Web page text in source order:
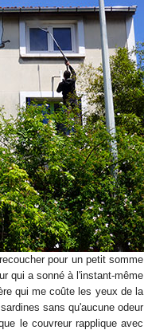
pour un petit somme
qui a sonné à l'instant-même
qui me coûte les yeux de la
sans qu'aucune odeur
le couvreur rapplique avec